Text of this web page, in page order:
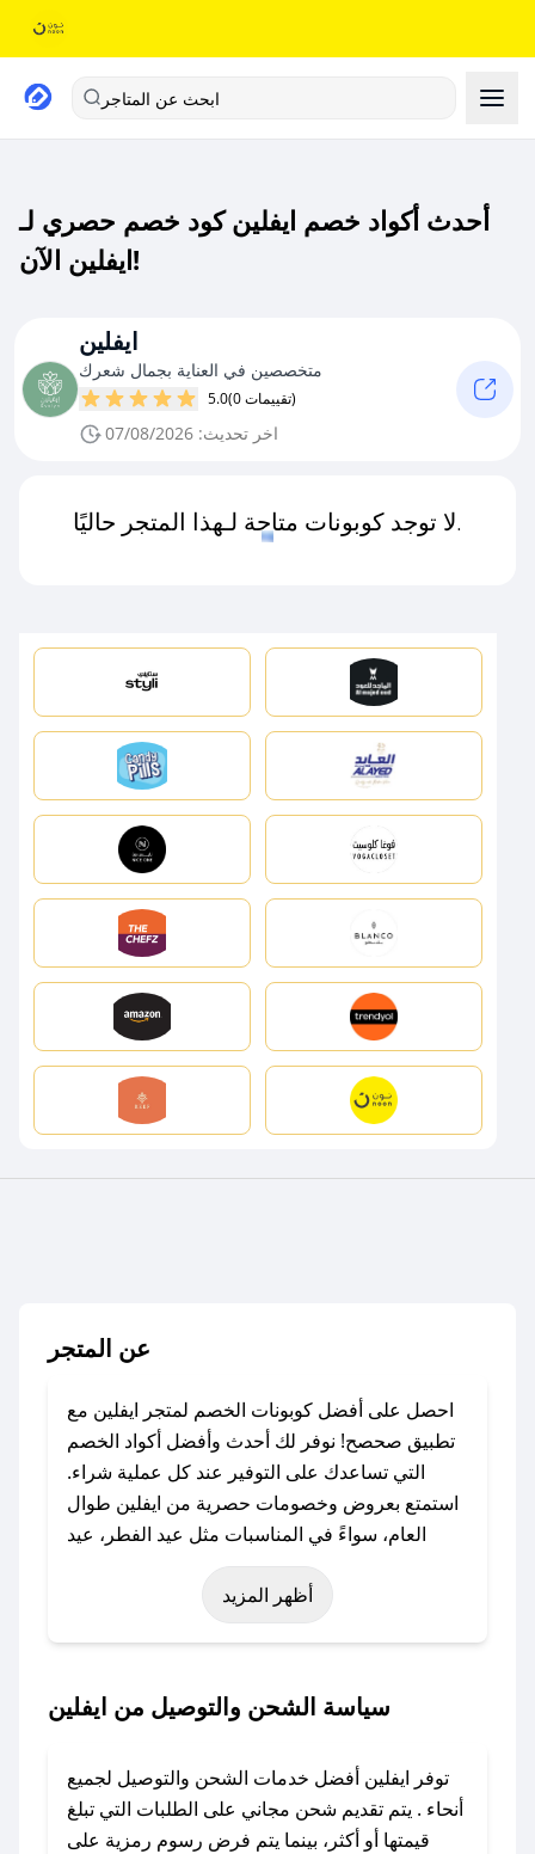
ابحث عن المتاجر
أحدث أكواد خصم ايفلين كود خصم حصري لـ
ايفلين الآن!
ايفلين
متخصصين في العناية بجمال شعرك
5.0 (0 تقييمات)
اخر تحديث: 07/08/2026
لا توجد كوبونات متاحة لـهذا المتجر حاليًا.
عن المتجر
احصل على أفضل كوبونات الخصم لمتجر ايفلين مع
تطبيق صحصح! نوفر لك أحدث وأفضل أكواد الخصم
التي تساعدك على التوفير عند كل عملية شراء.
استمتع بعروض وخصومات حصرية من ايفلين طوال
العام، سواءً في المناسبات مثل عيد الفطر، عيد
الأضحى، الجمعة البيضاء (شهر نوفمبر)، رمضان،
اليوم الوطني، يوم التأسيس، أو حتى عروض خاصة
باستخدام تطبيق صحصح، يمكنك العثور بسهولة على
تواصل معنا عبر تويتر أو البريد الإلكتروني لإضافته
بسرعة.
أظهر المزيد
سياسة الشحن والتوصيل من ايفلين
توفر ايفلين أفضل خدمات الشحن والتوصيل لجميع
أنحاء . يتم تقديم شحن مجاني على الطلبات التي تبلغ
قيمتها أو أكثر، بينما يتم فرض رسوم رمزية على